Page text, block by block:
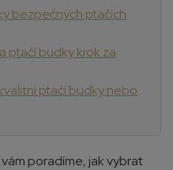
bezpečných ptačích
ptačí budky krok za
ptačí budky nebo
poradíme, jak vybrat